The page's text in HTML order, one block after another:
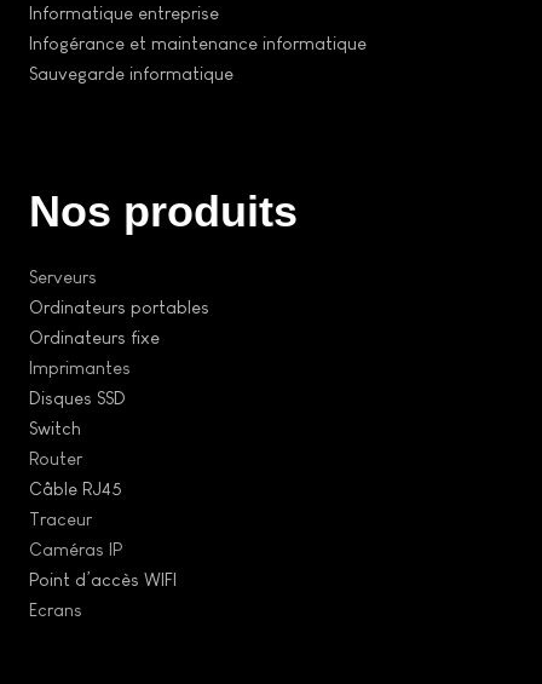
Informatique entreprise
Infogérance et maintenance informatique
Sauvegarde informatique
Nos produits
Serveurs
Ordinateurs portables
Ordinateurs fixe
Imprimantes
Disques SSD
Switch
Router
Câble RJ45
Traceur
Caméras IP
Point d’accès WIFI
Ecrans